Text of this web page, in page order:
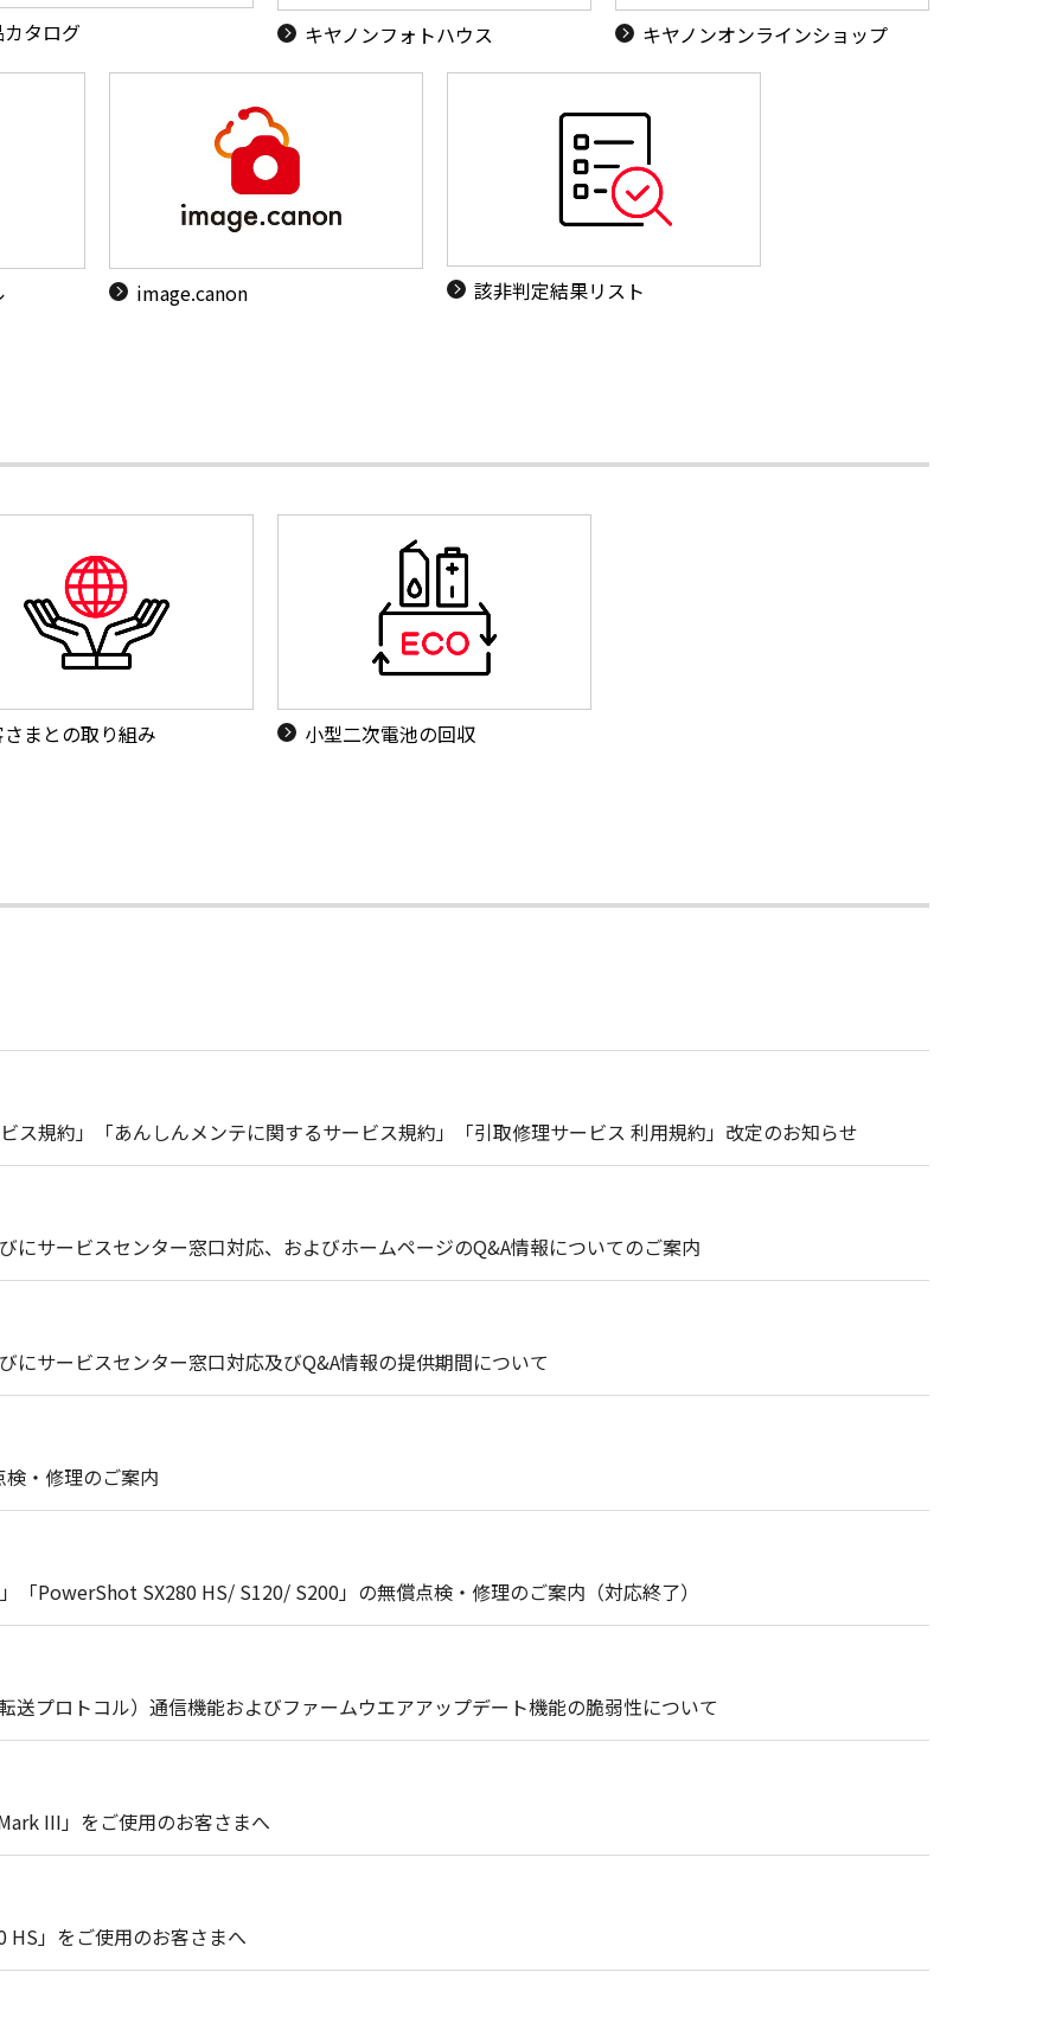
タログ キヤノンフォトハウス キヤノンオンラインショップ
image.canon 該非判定結果リスト
まとの取り組み 小型二次電池の回収
ス規約」「あんしんメンテに関するサービス規約」「引取修理サービス 利用規約」改定のお知らせ
にサービスセンター窓口対応、およびホームページのQ&A情報についてのご案内
にサービスセンター窓口対応及びQ&A情報の提供期間について
・修理のご案内
「PowerShot SX280 HS/ S120/ S200」の無償点検・修理のご案内（対応終了）
送プロトコル）通信機能およびファームウエアアップデート機能の脆弱性について
III」をご使用のお客さまへ
」をご使用のお客さまへ